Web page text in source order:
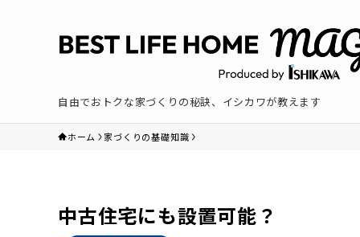
自由でおトクな家づくりの秘訣、イシカワが教えます
ホーム 家づくりの基礎知識
中古住宅にも設置可能？